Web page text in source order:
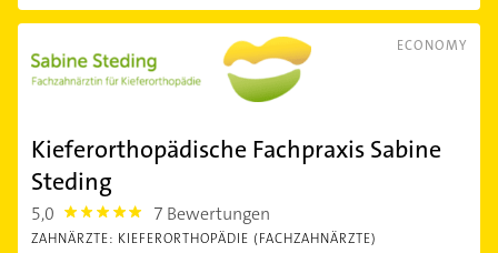
ECONOMY
Kieferorthopädische Fachpraxis Sabine
Steding
5,0 5.0 7 Bewertungen
ZAHNÄRZTE: KIEFERORTHOPÄDIE (FACHZAHNÄRZTE)